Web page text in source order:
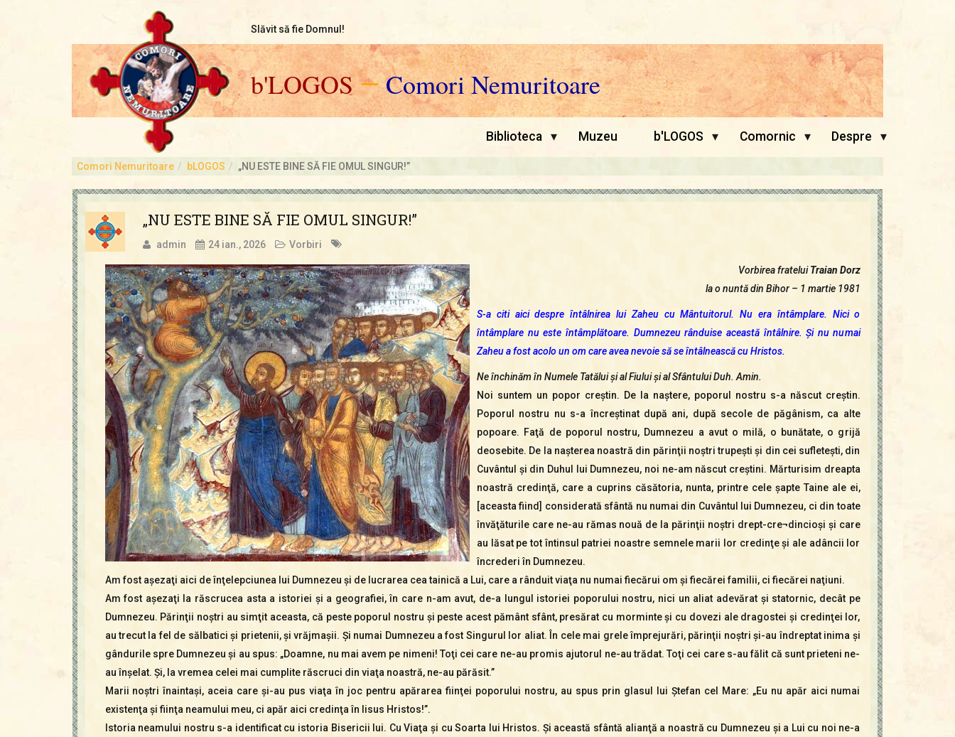
Slăvit să fie Domnul!
b'LOGOS—Comori Nemuritoare
Biblioteca ▾ Muzeu b'LOGOS ▾ Comornic ▾ Despre ▾
Comori Nemuritoare bLOGOS „NU ESTE BINE SĂ FIE OMUL SINGUR!”
„NU ESTE BINE SĂ FIE OMUL SINGUR!”
admin 24 ian., 2026 Vorbiri
Vorbirea frateluiTraian Dorz
la o nuntă din Bihor – 1 martie 1981
S-a citi aici despre întâlnirea lui Zaheu cu Mântuitorul. Nu era întâmplare. Nici o
întâmplare nu este întâmplătoare. Dumnezeu rânduise această întâlnire. Şi nu numai
Zaheu a fost acolo un om care avea nevoie să se întâlnească cu Hristos.
Ne închinăm în Numele Tatălui şi al Fiului şi al Sfântului Duh. Amin.
Noi suntem un popor creştin. De la naştere, poporul nostru s-a născut creştin.
Poporul nostru nu s-a încreştinat după ani, după secole de păgânism, ca alte
popoare. Faţă de poporul nostru, Dumnezeu a avut o milă, o bunătate, o grijă
deosebite. De la naşterea noastră din părinţii noştri trupeşti şi din cei sufleteşti, din
Cuvântul şi din Duhul lui Dumnezeu, noi ne-am născut creştini. Mărturisim dreapta
noastră credinţă, care a cuprins căsătoria, nunta, printre cele şapte Taine ale ei,
[aceasta fiind] considerată sfântă nu numai din Cuvântul lui Dumnezeu, ci din toate
învăţăturile care ne-au rămas nouă de la părinţii noştri drept-cre¬dincioşi şi care
au lăsat pe tot întinsul patriei noastre semnele marii lor credinţe şi ale adâncii lor
încrederi în Dumnezeu.
Am fost aşezaţi aici de înţelepciunea lui Dumnezeu şi de lucrarea cea tainică a Lui, care a rânduit viaţa nu numai fiecărui om şi fiecărei familii, ci fiecărei naţiuni.
Am fost aşezaţi la răscrucea asta a istoriei şi a geografiei, în care n-am avut, de-a lungul istoriei poporului nostru, nici un aliat adevărat şi statornic, decât pe
Dumnezeu. Părinţii noştri au simţit aceasta, că peste poporul nostru şi peste acest pământ sfânt, presărat cu morminte şi cu dovezi ale dragostei şi credinţei lor,
au trecut la fel de sălbatici şi prietenii, şi vrăjmaşii. Şi numai Dumnezeu a fost Singurul lor aliat. În cele mai grele împrejurări, părinţii noştri şi-au îndreptat inima şi
gândurile spre Dumnezeu şi au spus: „Doamne, nu mai avem pe nimeni! Toţi cei care ne-au promis ajutorul ne-au trădat. Toţi cei care s-au fălit că sunt prieteni ne-
au înşelat. Şi, la vremea celei mai cumplite răscruci din viaţa noastră, ne-au părăsit.”
Marii noştri înaintaşi, aceia care şi-au pus viaţa în joc pentru apărarea fiinţei poporului nostru, au spus prin glasul lui Ştefan cel Mare: „Eu nu apăr aici numai
existenţa şi fiinţa neamului meu, ci apăr aici credinţa în Iisus Hristos!”.
Istoria neamului nostru s-a identificat cu istoria Bisericii lui. Cu Viaţa şi cu Soarta lui Hristos. Şi această sfântă alianţă a noastră cu Dumnezeu şi a Lui cu noi ne-a